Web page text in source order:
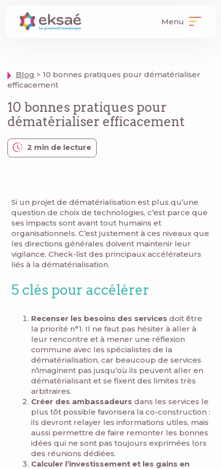
Menu
Blog > 10 bonnes pratiques pour dématérialiser
efficacement
10 bonnes pratiques pour
dématérialiser efficacement
2 min de lecture
Si un projet de dématérialisation est plus qu’une
question de choix de technologies, c’est parce que
ses impacts sont avant tout humains et
organisationnels. C’est justement à ces niveaux que
les directions générales doivent maintenir leur
vigilance. Check-list des principaux accélérateurs
liés à la dématérialisation.
5 clés pour accélérer
Recenser les besoins des services doit être
la priorité n°1. Il ne faut pas hésiter à aller à
leur rencontre et à mener une réflexion
commune avec les spécialistes de la
dématérialisation, car beaucoup de services
n’imaginent pas jusqu’où ils peuvent aller en
dématérialisant et se fixent des limites très
arbitraires.
Créer des ambassadeurs dans les services le
plus tôt possible favorisera la co-construction :
ils devront relayer les informations utiles, mais
aussi permettre de faire remonter les bonnes
idées qui ne sont pas toujours exprimées lors
des réunions dédiées.
Calculer l’investissement et les gains en